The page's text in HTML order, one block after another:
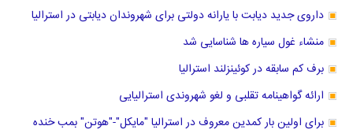
داروی جدید دیابت با یارانه دولتی برای شهروندان دیابتی در استرالیا
منشاء غول سیاره ها شناسایی شد
برف کم سابقه در کوئینزلند استرالیا
ارائه گواهینامه تقلبی و لغو شهروندی استرالیایی
برای اولین بار کمدین معروف در استرالیا "مایکل"-"هوتن" بمب خنده